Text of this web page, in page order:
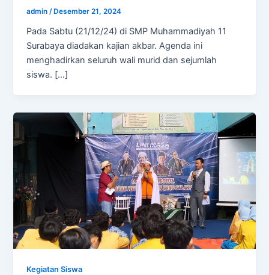
admin/ Desember 21, 2024
Pada Sabtu (21/12/24) di SMP Muhammadiyah 11
Surabaya diadakan kajian akbar. Agenda ini
menghadirkan seluruh wali murid dan sejumlah
siswa. […]
Kegiatan Siswa